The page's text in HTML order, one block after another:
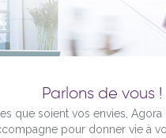
Parlons de vous !
que soient vos envies,
pour donner vie à